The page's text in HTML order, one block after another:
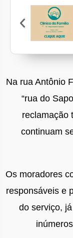
Na rua Antônio
“rua do
reclamação
continuam
Os moradores
responsáveis e
do serviço,